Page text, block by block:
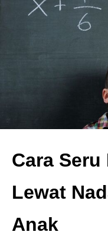
Cara
Lewat
Anak